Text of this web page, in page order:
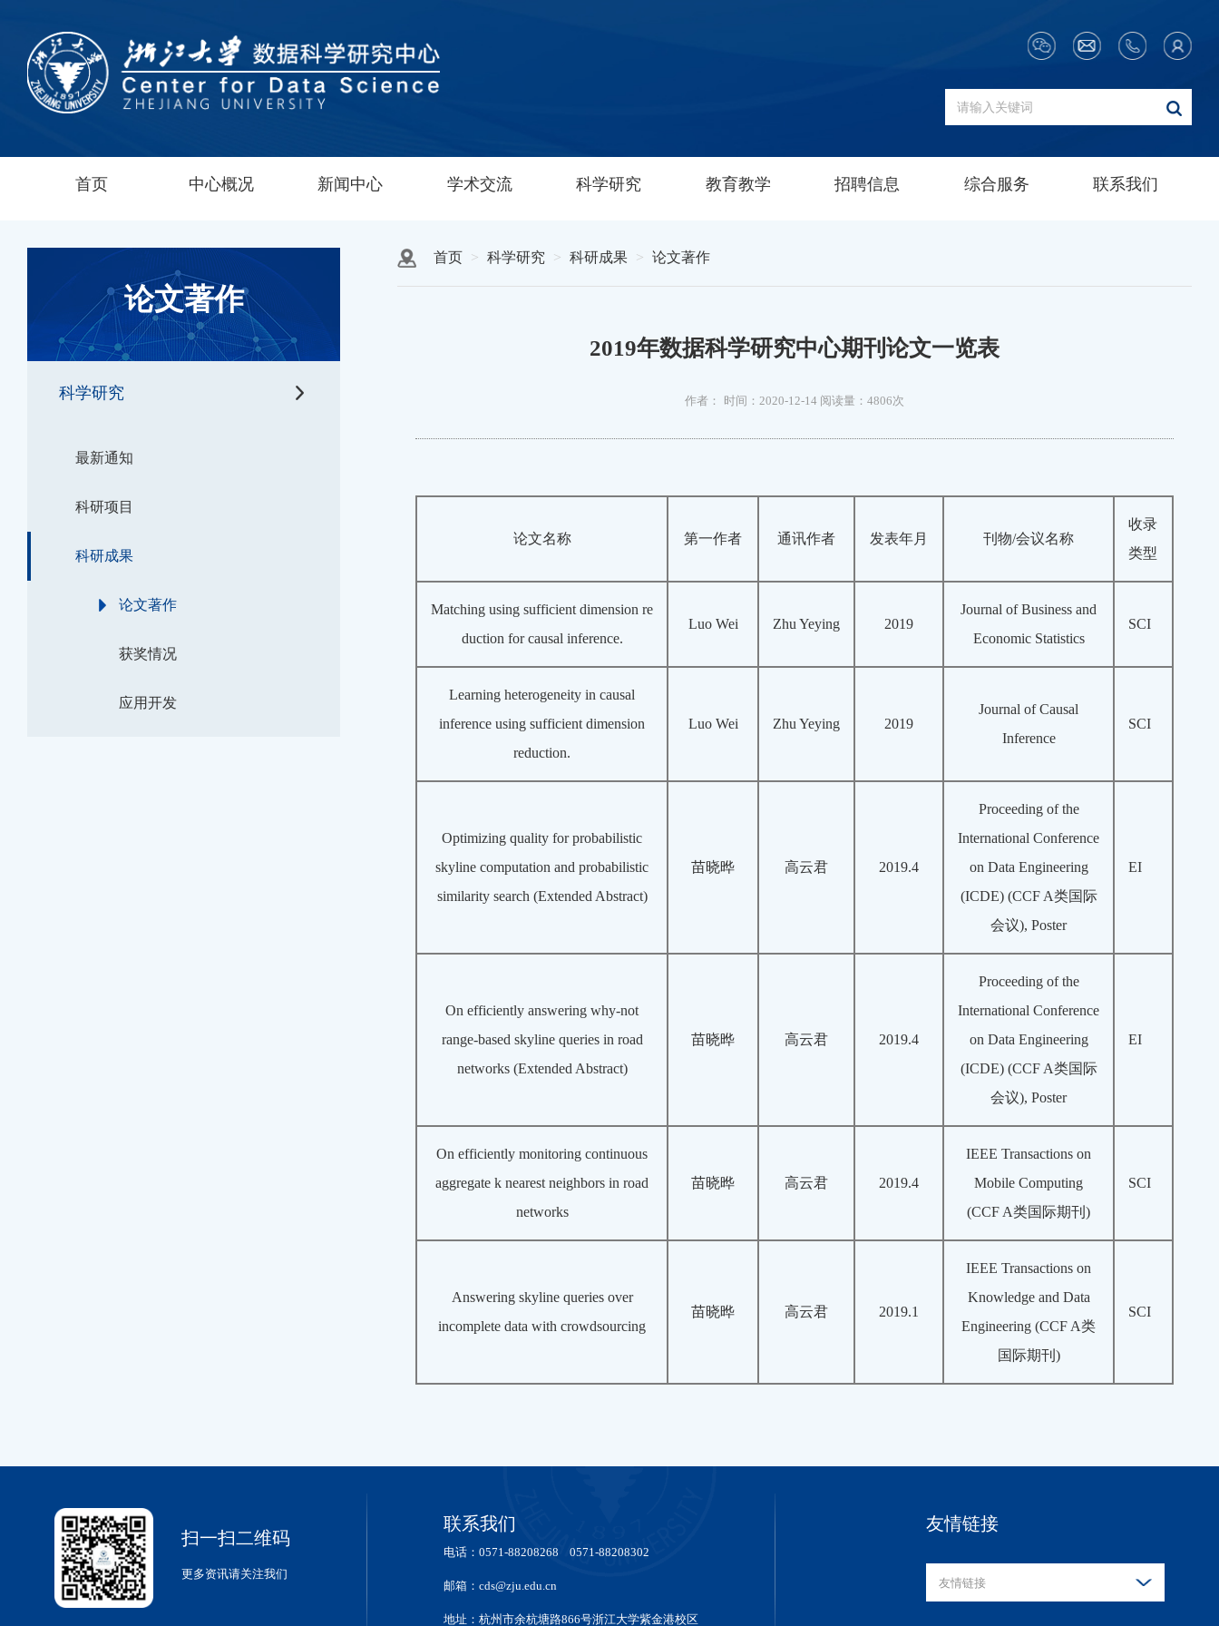
首页 中心概况 新闻中心 学术交流 科学研究 教育教学 招聘信息 综合服务 联系我们
论文著作
科学研究
最新通知
科研项目
科研成果
论文著作
获奖情况
应用开发
首页 科学研究 科研成果 论文著作
2019年数据科学研究中心期刊论文一览表
作者： 时间：2020-12-14 阅读量：4806次
论文名称 第一作者 通讯作者 发表年月 刊物/会议名称
收录
类型
Matching using sufficient dimension re
duction for causal inference.
Luo Wei Zhu Yeying 2019
Journal of Business and
Economic Statistics
SCI
Learning heterogeneity in causal
inference using sufficient dimension
reduction.
Luo Wei Zhu Yeying 2019
Journal of Causal
Inference
SCI
Optimizing quality for probabilistic
skyline computation and probabilistic
similarity search (Extended Abstract)
苗晓晔 高云君 2019.4
Proceeding of the
International Conference
on Data Engineering
(ICDE) (CCF A类国际
会议), Poster
EI
On efficiently answering why-not
range-based skyline queries in road
networks (Extended Abstract)
苗晓晔 高云君 2019.4
Proceeding of the
International Conference
on Data Engineering
(ICDE) (CCF A类国际
会议), Poster
EI
On efficiently monitoring continuous
aggregate k nearest neighbors in road
networks
苗晓晔 高云君 2019.4
IEEE Transactions on
Mobile Computing
(CCF A类国际期刊)
SCI
Answering skyline queries over
incomplete data with crowdsourcing
苗晓晔 高云君 2019.1
IEEE Transactions on
Knowledge and Data
Engineering (CCF A类
国际期刊)
SCI
扫一扫二维码
更多资讯请关注我们
联系我们
电话：0571-88208268 0571-88208302
邮箱：cds@zju.edu.cn
地址：杭州市余杭塘路866号浙江大学紫金港校区
友情链接
友情链接